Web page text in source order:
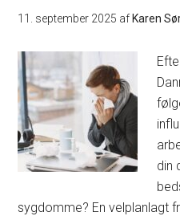
11. september 2025 af Karen
din
sygdomme? En velplanlagt